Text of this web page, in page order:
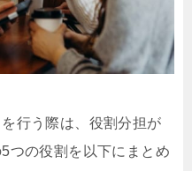
行う際は、役割分担が
つの役割を以下にまとめ